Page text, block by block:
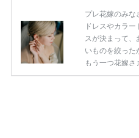
プレ花嫁のみ
ドレスやカラ
スが決まって、
いものを絞った
もう一つ花嫁
【髪色】を忘れ